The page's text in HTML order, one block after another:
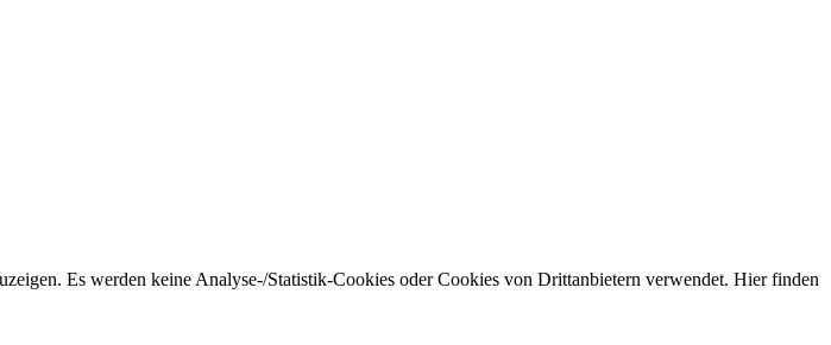
Es werden keine Analyse-/Statistik-Cookies oder Cookies von Drittanbietern verwendet. Hier finden